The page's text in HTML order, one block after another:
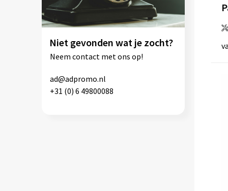
Niet gevonden wat je zocht?
Neem contact met ons op!
ad@adpromo.nl
+31 (0) 6 49800088